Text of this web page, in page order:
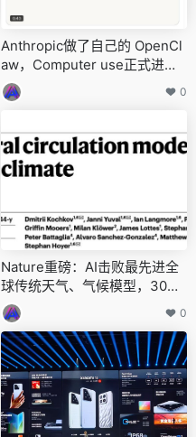
Anthropic做了自己的 OpenCl
aw，Computer use正式进入
Claude Code
0
Nature重磅：AI击败最先进全
球传统天气、气候模型，30秒
生成22.8天大气模拟，准确预
测40年全球变暖趋势
0